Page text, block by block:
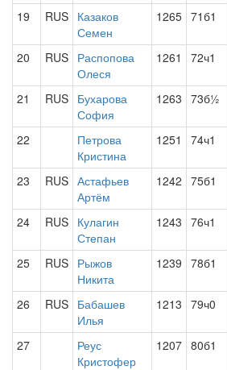
19 RUS Казаков
Семен
1265 71б1
20 RUS Распопова
Олеся
1261 72ч1
21 RUS Бухарова
София
1263 73б½
22
Петрова
Кристина
1251 74ч1
23 RUS Астафьев
Артём
1242 75б1
24 RUS Кулагин
Степан
1243 76ч1
25 RUS Рыжов
Никита
1239 78б1
26 RUS Бабашев
Илья
1213 79ч0
27
Реус
Кристофер
1207 80б1